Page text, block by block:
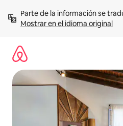
contenidoMostrar en el idioma original